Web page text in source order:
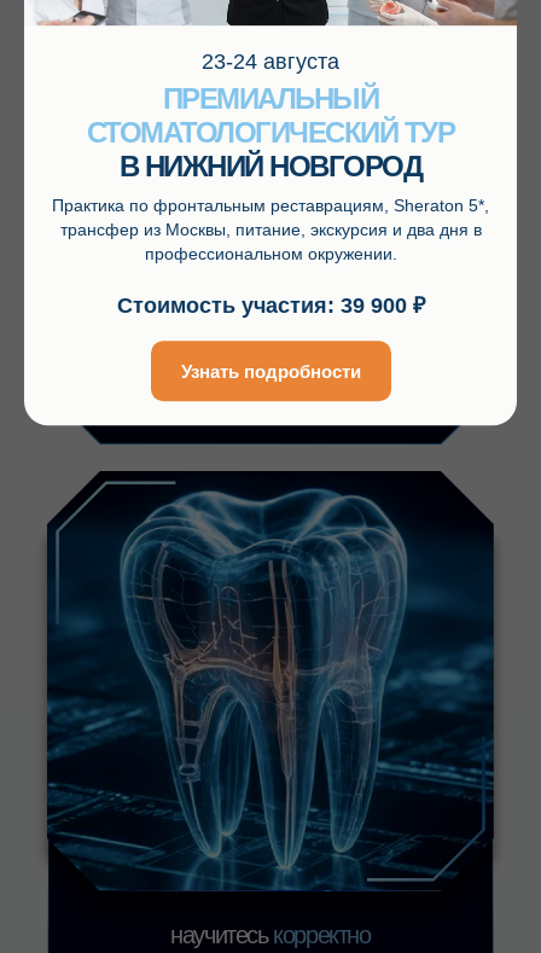
научитесь уверенно предлагать
необходимость
Записаться на семинар
место
4 марта 2026
10:00–17:00
DentOptics, Москва, ул.
Новоалексеевская, 22к2
(м. Алексеевская)
23-24 августа
ПРЕМИАЛЬНЫЙ
СТОМАТОЛОГИЧЕСКИЙ ТУР
В НИЖНИЙ НОВГОРОД
Практика по фронтальным реставрациям, Sheraton 5*,
трансфер из Москвы, питание, экскурсия и два дня в
профессиональном окружении.
Стоимость участия: 39 900 ₽
Узнать подробности